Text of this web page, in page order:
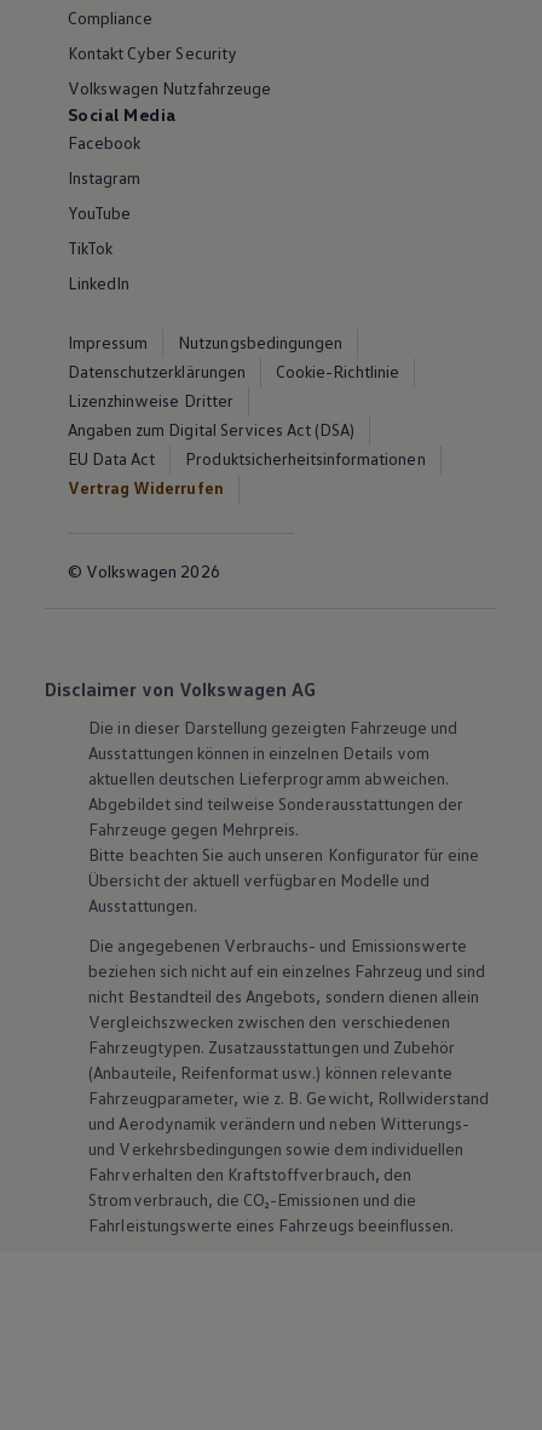
Compliance
Kontakt Cyber Security
Volkswagen Nutzfahrzeuge
Social Media
Facebook
Instagram
YouTube
TikTok
LinkedIn
Impressum
Nutzungsbedingungen
Datenschutzerklärungen
Cookie-Richtlinie
Lizenzhinweise Dritter
Angaben zum Digital Services Act (DSA)
EU Data Act
Produktsicherheitsinformationen
Vertrag Widerrufen
© Volkswagen 2026
Disclaimer von Volkswagen AG
Die in dieser Darstellung gezeigten Fahrzeuge und
Ausstattungen können in einzelnen Details vom
aktuellen deutschen Lieferprogramm abweichen.
Abgebildet sind teilweise Sonderausstattungen der
Fahrzeuge gegen Mehrpreis.
Bitte beachten Sie auch unseren Konfigurator für eine
Übersicht der aktuell verfügbaren Modelle und
Ausstattungen.
Die angegebenen Verbrauchs- und Emissionswerte
beziehen sich nicht auf ein einzelnes Fahrzeug und sind
nicht Bestandteil des Angebots, sondern dienen allein
Vergleichszwecken zwischen den verschiedenen
Fahrzeugtypen. Zusatzausstattungen und Zubehör
(Anbauteile, Reifenformat usw.) können relevante
Fahrzeugparameter, wie z. B. Gewicht, Rollwiderstand
und Aerodynamik verändern und neben Witterungs-
und Verkehrsbedingungen sowie dem individuellen
Fahrverhalten den Kraftstoffverbrauch, den
Stromverbrauch, die CO₂-Emissionen und die
Fahrleistungswerte eines Fahrzeugs beeinflussen.